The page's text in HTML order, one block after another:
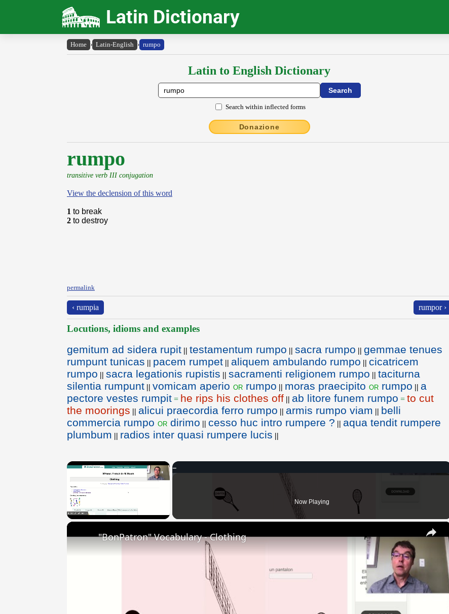
Latin Dictionary
Home › Latin-English › rumpo
Latin to English Dictionary
Search within inflected forms
Donazione
rumpo
transitive verb III conjugation
View the declension of this word
1 to break
2 to destroy
permalink
‹ rumpia rumpor ›
Locutions, idioms and examples
gemitum ad sidera rupit || testamentum rumpo || sacra rumpo || gemmae tenues
rumpunt tunicas || pacem rumpet || aliquem ambulando rumpo || cicatricem
rumpo || sacra legationis rupistis || sacramenti religionem rumpo || taciturna
silentia rumpunt || vomicam aperio or rumpo || moras praecipito or rumpo || a
pectore vestes rumpit = he rips his clothes off || ab litore funem rumpo = to cut
the moorings || alicui praecordia ferro rumpo || armis rumpo viam || belli
commercia rumpo or dirimo || cesso huc intro rumpere ? || aqua tendit rumpere
plumbum || radios inter quasi rumpere lucis ||
×
Now Playing
×
"BonPatron" Vocabulary - Clothing